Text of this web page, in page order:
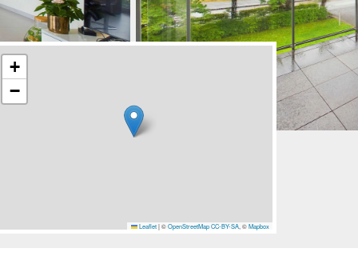
+
−
Leaflet |©OpenStreetMap CC-BY-SA, ©Mapbox